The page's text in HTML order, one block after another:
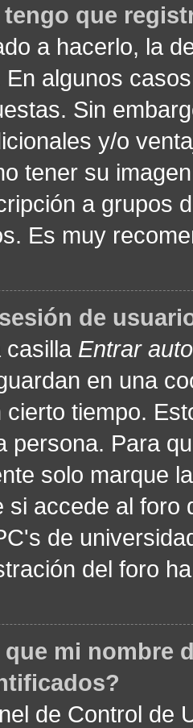
que
a hacerlo, la
En algunos
Sin
y/o
tener su
a grupos
Es muy
de
casilla Entrar
en una
cierto tiempo.
persona. Para
solo marque
si accede al foro
de
del foro
mi nombre
de Control de